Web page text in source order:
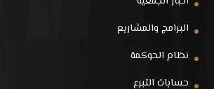
البرامج والمشاريع
نظام الحوكمة
حسابات التبرع